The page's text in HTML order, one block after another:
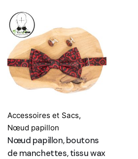
Accessoires et Sacs,
Nœud papillon
Nœud papillon, boutons
de manchettes, tissu wax